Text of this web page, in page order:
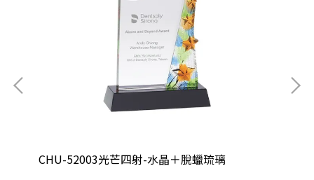
CHU-52003光芒四射-水晶＋脫蠟琉璃